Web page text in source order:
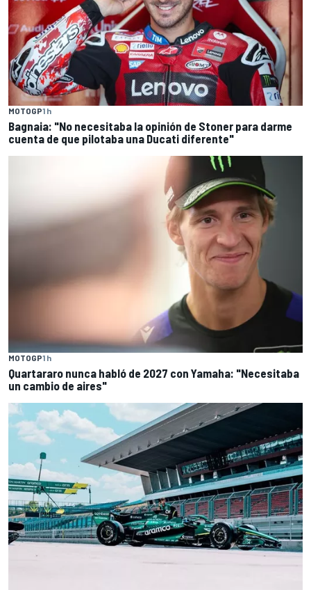
MOTOGP1 h
Bagnaia: "No necesitaba la opinión de Stoner para darme
cuenta de que pilotaba una Ducati diferente"
MOTOGP1 h
Quartararo nunca habló de 2027 con Yamaha: "Necesitaba
un cambio de aires"